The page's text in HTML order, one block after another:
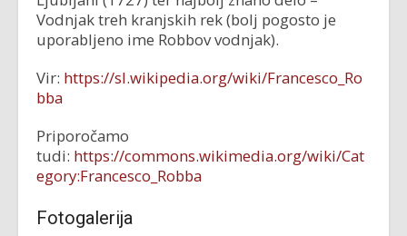
Vodnjak treh kranjskih rek (bolj pogosto je
uporabljeno ime Robbov vodnjak).
Vir: https://sl.wikipedia.org/wiki/Francesco_Ro
bba
Priporočamo
tudi: https://commons.wikimedia.org/wiki/Cat
egory:Francesco_Robba
Fotogalerija